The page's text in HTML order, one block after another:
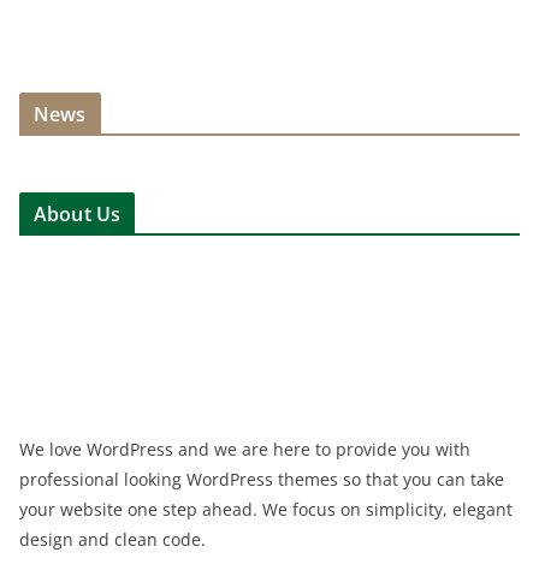
News
About Us
We love WordPress and we are here to provide you with
professional looking WordPress themes so that you can take
your website one step ahead. We focus on simplicity, elegant
design and clean code.